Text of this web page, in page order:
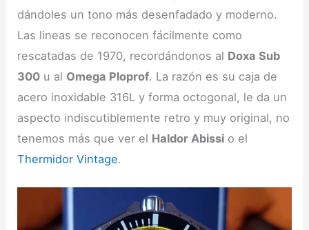
dándoles un tono más desenfadado y moderno.
Las lineas se reconocen fácilmente como
rescatadas de 1970, recordándonos al Doxa Sub
300 u al Omega Ploprof. La razón es su caja de
acero inoxidable 316L y forma octogonal, le da un
aspecto indiscutiblemente retro y muy original, no
tenemos más que ver el Haldor Abissi o el
Thermidor Vintage.